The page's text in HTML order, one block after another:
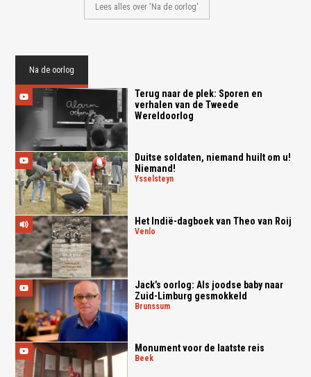
Lees alles over 'Na de oorlog'
Na de oorlog
Terug naar de plek: Sporen en
verhalen van de Tweede
Wereldoorlog
Duitse soldaten, niemand huilt om u!
Niemand!
ysselsteyn
Het Indië-dagboek van Theo van Roij
venlo
Jack’s oorlog: Als joodse baby naar
Zuid-Limburg gesmokkeld
brunssum
Monument voor de laatste reis
beek